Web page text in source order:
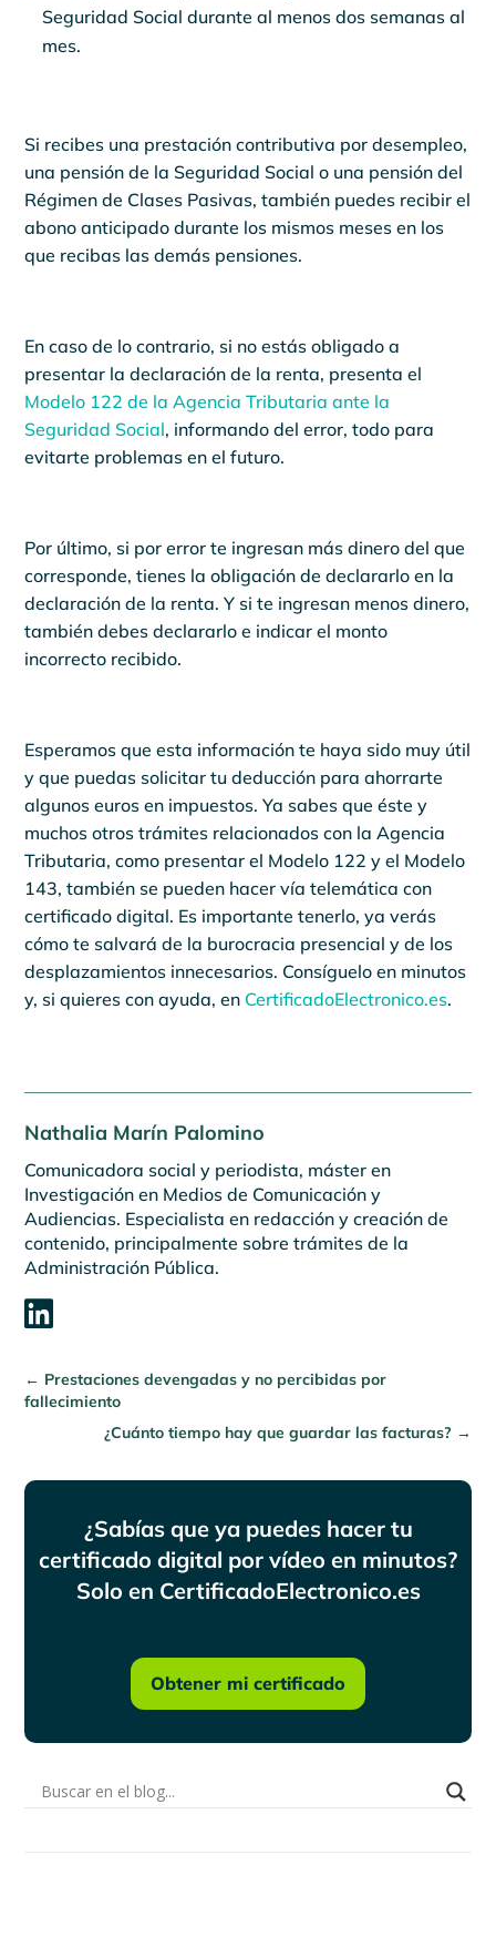
Seguridad Social durante al menos dos semanas al
mes.
Si recibes una prestación contributiva por desempleo,
una pensión de la Seguridad Social o una pensión del
Régimen de Clases Pasivas, también puedes recibir el
abono anticipado durante los mismos meses en los
que recibas las demás pensiones.
En caso de lo contrario, si no estás obligado a
presentar la declaración de la renta, presenta el
Modelo 122 de la Agencia Tributaria ante la
Seguridad Social, informando del error, todo para
evitarte problemas en el futuro.
Por último, si por error te ingresan más dinero del que
corresponde, tienes la obligación de declararlo en la
declaración de la renta. Y si te ingresan menos dinero,
también debes declararlo e indicar el monto
incorrecto recibido.
Esperamos que esta información te haya sido muy útil
y que puedas solicitar tu deducción para ahorrarte
algunos euros en impuestos. Ya sabes que éste y
muchos otros trámites relacionados con la Agencia
Tributaria, como presentar el Modelo 122 y el Modelo
143, también se pueden hacer vía telemática con
certificado digital. Es importante tenerlo, ya verás
cómo te salvará de la burocracia presencial y de los
desplazamientos innecesarios. Consíguelo en minutos
y, si quieres con ayuda, en CertificadoElectronico.es.
Nathalia Marín Palomino
Comunicadora social y periodista, máster en
Investigación en Medios de Comunicación y
Audiencias. Especialista en redacción y creación de
contenido, principalmente sobre trámites de la
Administración Pública.

← Prestaciones devengadas y no percibidas por
fallecimiento
¿Cuánto tiempo hay que guardar las facturas? →
¿Sabías que ya puedes hacer tu
certificado digital por vídeo en minutos?
Solo en CertificadoElectronico.es
Obtener mi certificado